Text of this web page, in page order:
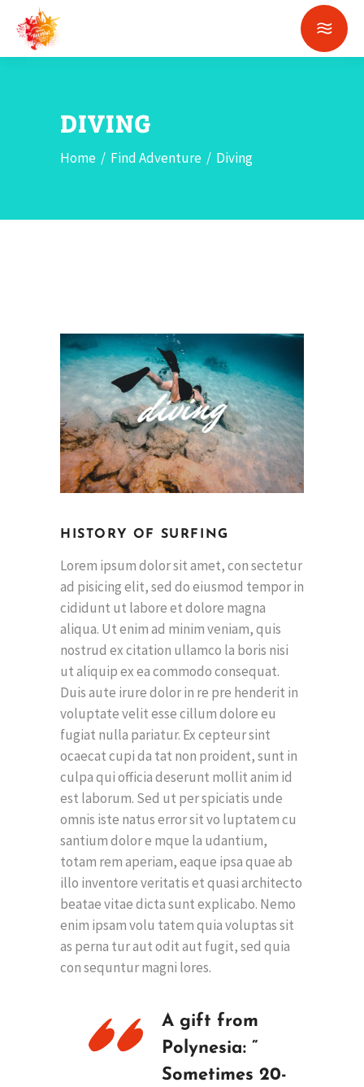
DIVING
Home / Find Adventure / Diving
HISTORY OF SURFING
Lorem ipsum dolor sit amet, con sectetur
ad pisicing elit, sed do eiusmod tempor in
cididunt ut labore et dolore magna
aliqua. Ut enim ad minim veniam, quis
nostrud ex citation ullamco la boris nisi
ut aliquip ex ea commodo consequat.
Duis aute irure dolor in re pre henderit in
voluptate velit esse cillum dolore eu
fugiat nulla pariatur. Ex cepteur sint
ocaecat cupi da tat non proident, sunt in
culpa qui officia deserunt mollit anim id
est laborum. Sed ut per spiciatis unde
omnis iste natus error sit vo luptatem cu
santium dolor e mque la udantium,
totam rem aperiam, eaque ipsa quae ab
illo inventore veritatis et quasi architecto
beatae vitae dicta sunt explicabo. Nemo
enim ipsam volu tatem quia voluptas sit
as perna tur aut odit aut fugit, sed quia
con sequntur magni lores.
A gift from
Polynesia: ”
Sometimes 20-